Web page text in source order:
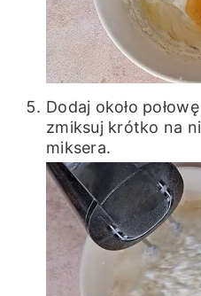
Dodaj około
zmiksuj krótko na
miksera.